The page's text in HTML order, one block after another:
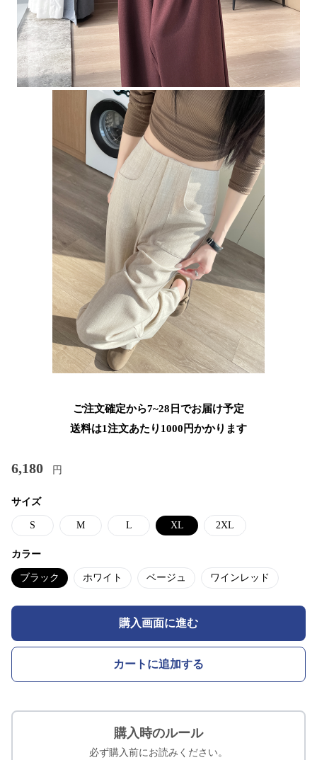
ご注文確定から7~28日でお届け予定
送料は1注文あたり 1000 円かかります
6,180 円
サイズ
S M L XL 2XL
カラー
ブラック ホワイト ベージュ ワインレッド
購入画面に進む
カートに追加する
購入時のルール
必ず購入前にお読みください。